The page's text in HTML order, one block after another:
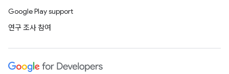
Google Play support
연구 조사 참여